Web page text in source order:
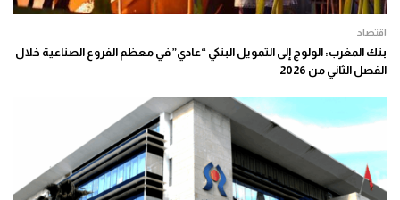
اقتصاد
بنك المغرب: الولوج إلى التمويل البنكي “عادي” في معظم الفروع الصناعية خلال
الفصل الثاني من 2026